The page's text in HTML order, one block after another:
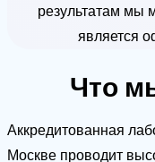
результатам мы
является
Что
Аккредитованная
Москве проводит